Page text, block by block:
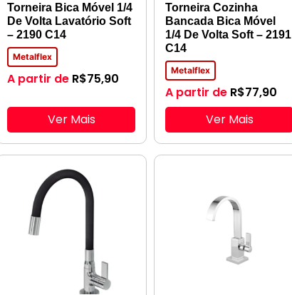
Torneira Bica Móvel 1/4
De Volta Lavatório Soft
– 2190 C14
Metalflex
A partir de R$75,90
Ver Mais
Torneira Cozinha
Bancada Bica Móvel
1/4 De Volta Soft – 2191
C14
Metalflex
A partir de R$77,90
Ver Mais